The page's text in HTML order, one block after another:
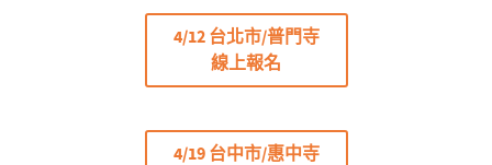
4/12 台北市/普門寺
線上報名
4/19 台中市/惠中寺